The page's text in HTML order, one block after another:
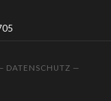
DATENSCHUTZ —